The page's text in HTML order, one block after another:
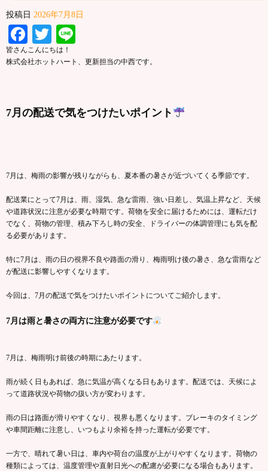
投稿日 2026年7月8日
Facebook
Twitter
皆さんこんにちは！
株式会社ホットハート、更新担当の中西です。
7月の配送で気をつけたいポイント
7月は、梅雨の影響が残りながらも、夏本番の暑さが近づいてくる季節です。
配送業にとって7月は、雨、湿気、急な雷雨、強い日差し、気温上昇など、天候
や道路状況に注意が必要な時期です。荷物を安全に届けるためには、運転だけ
でなく、荷物の管理、積み下ろし時の安全、ドライバーの体調管理にも気を配
る必要があります。
特に7月は、雨の日の視界不良や路面の滑り、梅雨明け後の暑さ、急な雷雨など
が配送に影響しやすくなります。
今回は、7月の配送で気をつけたいポイントについてご紹介します。
7月は雨と暑さの両方に注意が必要です
7月は、梅雨明け前後の時期にあたります。
雨が続く日もあれば、急に気温が高くなる日もあります。配送では、天候によ
って道路状況や荷物の扱い方が変わります。
雨の日は路面が滑りやすくなり、視界も悪くなります。ブレーキのタイミング
や車間距離に注意し、いつもより余裕を持った運転が必要です。
一方で、晴れて暑い日は、車内や荷台の温度が上がりやすくなります。荷物の
種類によっては、温度管理や直射日光への配慮が必要になる場合もあります。